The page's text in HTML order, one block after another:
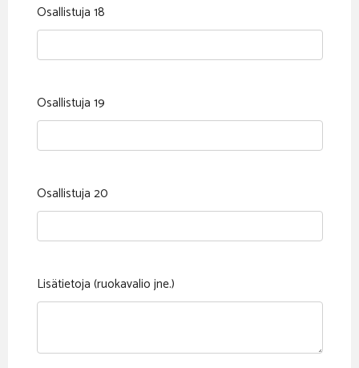
Osallistuja 18
Osallistuja 19
Osallistuja 20
Lisätietoja (ruokavalio jne.)